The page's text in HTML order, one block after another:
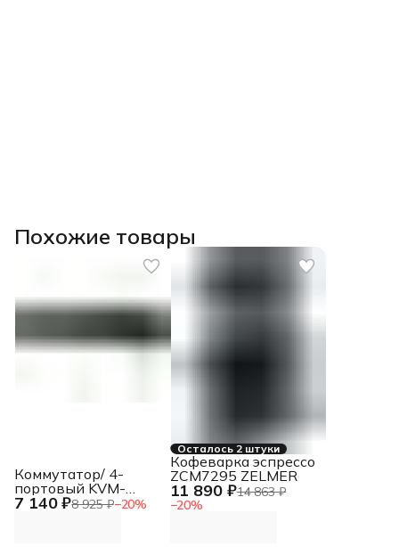
Похожие товары
7 140 ₽8 925 ₽−20%
Коммутатор/ 4-
портовый KVM-
переключатель с
Осталось 2 штуки
11 890 ₽14 863 ₽
−20%
Кофеварка эспрессо
ZCM7295 ZELMER